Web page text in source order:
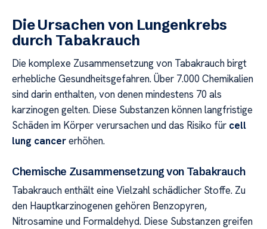
Die Ursachen von Lungenkrebs
durch Tabakrauch
Die komplexe Zusammensetzung von Tabakrauch birgt
erhebliche Gesundheitsgefahren. Über 7.000 Chemikalien
sind darin enthalten, von denen mindestens 70 als
karzinogen gelten. Diese Substanzen können langfristige
Schäden im Körper verursachen und das Risiko für cell
lung cancererhöhen.
Chemische Zusammensetzung von Tabakrauch
Tabakrauch enthält eine Vielzahl schädlicher Stoffe. Zu
den Hauptkarzinogenen gehören Benzopyren,
Nitrosamine und Formaldehyd. Diese Substanzen greifen